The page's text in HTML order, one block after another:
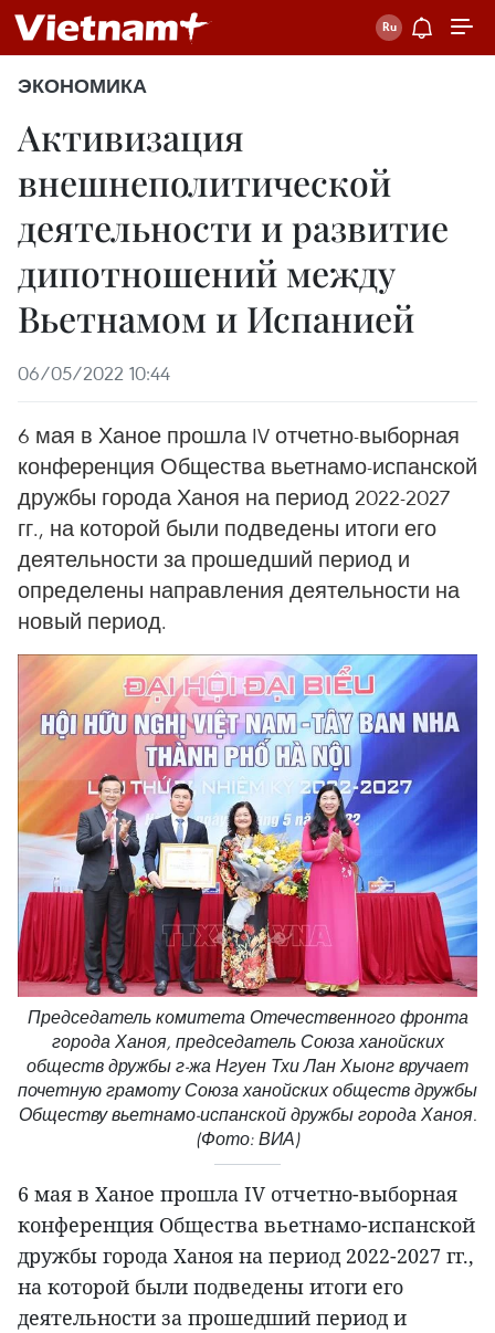
ЭКОНОМИКА
Активизация
внешнеполитической
деятельности и развитие
дипотношений между
Вьетнамом и Испанией
06/05/2022 10:44
6 мая в Ханое прошла IV отчетно-выборная
конференция Общества вьетнамо-испанской
дружбы города Ханоя на период 2022-2027
гг., на которой были подведены итоги его
деятельности за прошедший период и
определены направления деятельности на
новый период.
Председатель комитета Отечественного фронта
города Ханоя, председатель Союза ханойских
обществ дружбы г-жа Нгуен Тхи Лан Хыонг вручает
почетную грамоту Союза ханойских обществ дружбы
Обществу вьетнамо-испанской дружбы города Ханоя.
(Фото: ВИА)
6 мая в Ханое прошла IV отчетно-выборная
конференция Общества вьетнамо-испанской
дружбы города Ханоя на период 2022-2027 гг.,
на которой были подведены итоги его
деятельности за прошедший период и